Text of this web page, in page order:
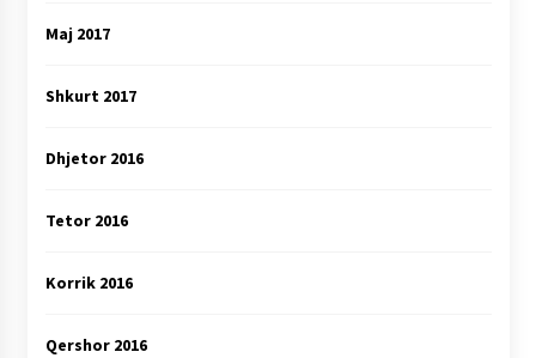
Maj 2017
Shkurt 2017
Dhjetor 2016
Tetor 2016
Korrik 2016
Qershor 2016